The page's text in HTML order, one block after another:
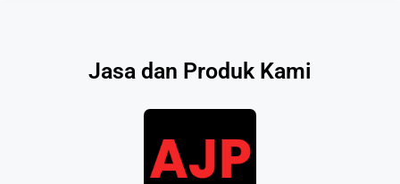
Jasa dan Produk Kami